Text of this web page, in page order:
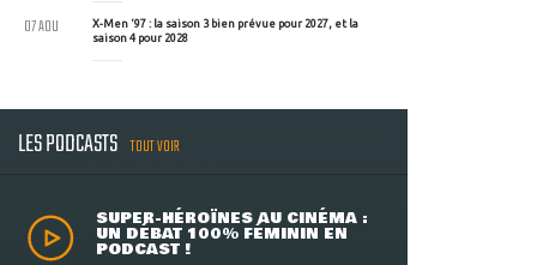
X-Men '97 : la saison 3 bien prévue pour 2027, et la
saison 4 pour 2028
07 AOU
LES PODCASTS TOUT VOIR
SUPER-HÉROÏNES AU CINÉMA :
UN DÉBAT 100% FÉMININ EN
PODCAST !